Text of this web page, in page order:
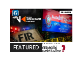
FEATURED